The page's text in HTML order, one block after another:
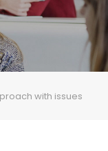
with issues